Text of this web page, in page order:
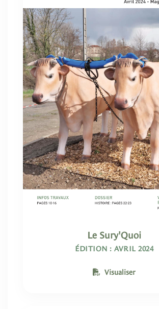
Le Sury'Quoi
ÉDITION : AVRIL 2024
Visualiser